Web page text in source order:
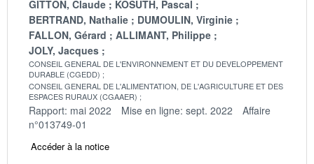
GITTON, Claude
KOSUTH, Pascal
BERTRAND, Nathalie
DUMOULIN, Virginie
FALLON, Gérard
ALLIMANT, Philippe
JOLY, Jacques
CONSEIL GENERAL DE L'ENVIRONNEMENT ET DU DEVELOPPEMENT
DURABLE (CGEDD)
CONSEIL GENERAL DE L'ALIMENTATION, DE L'AGRICULTURE ET DES
ESPACES RURAUX (CGAAER)
Rapport: mai 2022 Mise en ligne: sept. 2022
Affaire
n°013749-01
Accéder à la notice